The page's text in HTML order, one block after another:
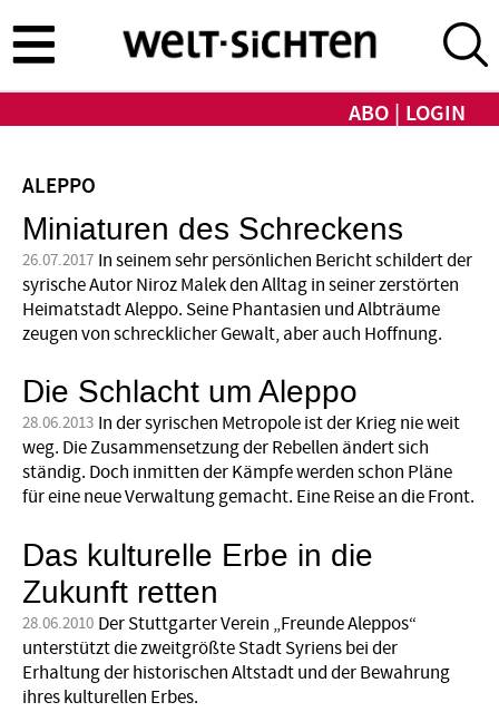
zum
Inhalt
ABO LOGIN
ALEPPO
Miniaturen des Schreckens
26.07.2017 In seinem sehr persönlichen Bericht schildert der
syrische Autor Niroz Malek den Alltag in seiner zerstörten
Heimatstadt Aleppo. Seine Phantasien und Albträume
zeugen von schrecklicher Gewalt, aber auch Hoffnung.
Die Schlacht um Aleppo
28.06.2013 In der syrischen Metropole ist der Krieg nie weit
weg. Die Zusammen­­setzung der Rebellen ändert sich
ständig. Doch inmitten der Kämpfe werden schon Pläne
für eine neue Verwaltung gemacht. Eine Reise an die Front.
Das kulturelle Erbe in die
Zukunft retten
28.06.2010 Der Stuttgarter Verein „Freunde Aleppos“
unterstützt die zweitgrößte Stadt Syriens bei der
Erhaltung der historischen Altstadt und der Bewahrung
ihres kulturellen Erbes.